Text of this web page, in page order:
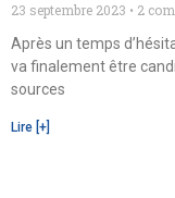
23 septembre 2023
2
Après un temps
va finalement être
sources
Lire [+]